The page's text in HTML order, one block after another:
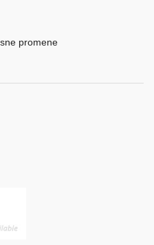
promene